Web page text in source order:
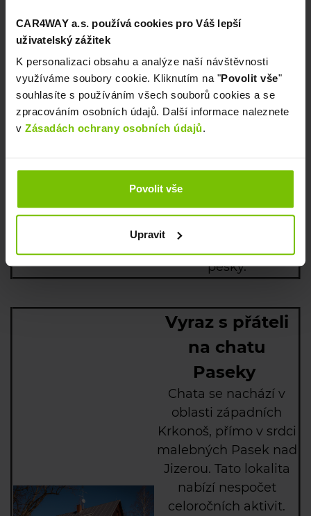
CAR4WAY a.s. používá cookies pro Váš lepší
uživatelský zážitek
K personalizaci obsahu a analýze naší návštěvnosti
využíváme soubory cookie. Kliknutím na "Povolit vše"
souhlasíte s používáním všech souborů cookies a se
zpracováním osobních údajů. Další informace naleznete
v Zásadách ochrany osobních údajů.
Povolit vše
Upravit
S rodinou za
krásamiMoravy
Okus
nezapomenutelnou
atmosféru Moravya
útulných sklípků.
Relax
být i naučné stezky
podél vinic, které lze
pešky.
Vyraz s přáteli
na chatu
Paseky
Chata se nachází v
oblasti západních
Krkonoš, přímo v srdci
malebných Pasek nad
Jizerou. Tato lokalita
nabízí nespočet
celoročních aktivit.